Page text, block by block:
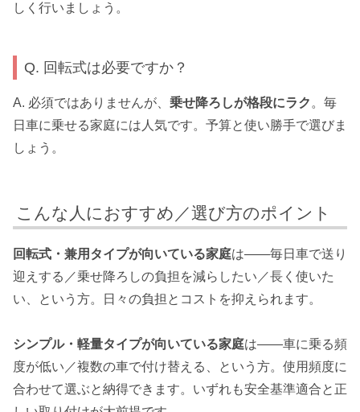
しく行いましょう。
Q. 回転式は必要ですか？
A. 必須ではありませんが、 乗せ降ろしが格段にラク 。毎
日車に乗せる家庭には人気です。予算と使い勝手で選びま
しょう。
こんな人におすすめ／選び方のポイント
回転式・兼用タイプが向いている家庭は——毎日車で送り
迎えする／乗せ降ろしの負担を減らしたい／長く使いた
い、という方。日々の負担とコストを抑えられます。
シンプル・軽量タイプが向いている家庭は——車に乗る頻
度が低い／複数の車で付け替える、という方。使用頻度に
合わせて選ぶと納得できます。いずれも安全基準適合と正